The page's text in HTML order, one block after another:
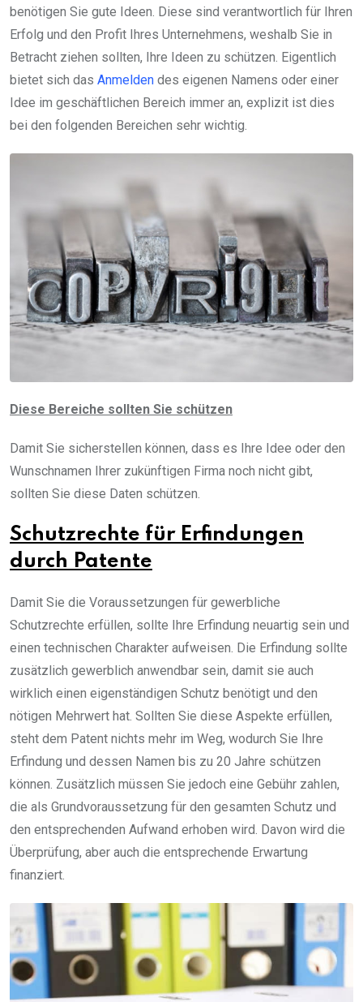
benötigen Sie gute Ideen. Diese sind verantwortlich für Ihren
Erfolg und den Profit Ihres Unternehmens, weshalb Sie in
Betracht ziehen sollten, Ihre Ideen zu schützen. Eigentlich
bietet sich das Anmelden des eigenen Namens oder einer
Idee im geschäftlichen Bereich immer an, explizit ist dies
bei den folgenden Bereichen sehr wichtig.
Diese Bereiche sollten Sie schützen
Damit Sie sicherstellen können, dass es Ihre Idee oder den
Wunschnamen Ihrer zukünftigen Firma noch nicht gibt,
sollten Sie diese Daten schützen.
Schutzrechte für Erfindungen
durch Patente
Damit Sie die Voraussetzungen für gewerbliche
Schutzrechte erfüllen, sollte Ihre Erfindung neuartig sein und
einen technischen Charakter aufweisen. Die Erfindung sollte
zusätzlich gewerblich anwendbar sein, damit sie auch
wirklich einen eigenständigen Schutz benötigt und den
nötigen Mehrwert hat. Sollten Sie diese Aspekte erfüllen,
steht dem Patent nichts mehr im Weg, wodurch Sie Ihre
Erfindung und dessen Namen bis zu 20 Jahre schützen
können. Zusätzlich müssen Sie jedoch eine Gebühr zahlen,
die als Grundvoraussetzung für den gesamten Schutz und
den entsprechenden Aufwand erhoben wird. Davon wird die
Überprüfung, aber auch die entsprechende Erwartung
finanziert.